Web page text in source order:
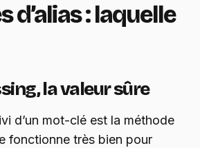
d’alias : laquelle
la valeur sûre
d’un mot-clé est la méthode
fonctionne très bien pour